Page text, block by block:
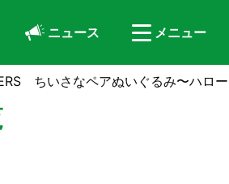
ニュース メニュー
ちいさなペアぬいぐるみ〜ハロ